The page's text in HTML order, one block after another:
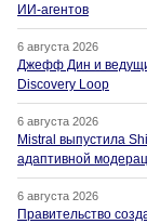
ИИ-агентов
6 августа 2026
Джефф Дин и
Discovery Loop
6 августа 2026
Mistral выпустила
адаптивной
6 августа 2026
Правительство